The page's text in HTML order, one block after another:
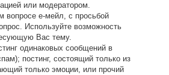
или модератором.
вопросе е-мейл, с просьбой
Используйте возможность
Вас тему.
одинаковых сообщений в
постинг, состоящий только из
только эмоции, или прочий